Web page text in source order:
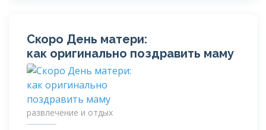
Скоро День матери:
как оригинально поздравить маму
развлечение и отдых